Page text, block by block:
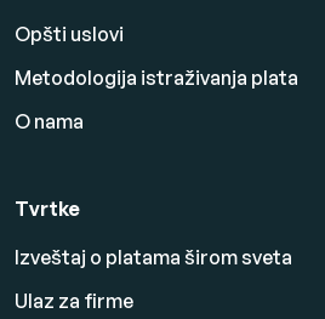
Opšti uslovi
Metodologija istraživanja plata
O nama
Tvrtke
Izveštaj o platama širom sveta
Ulaz za firme